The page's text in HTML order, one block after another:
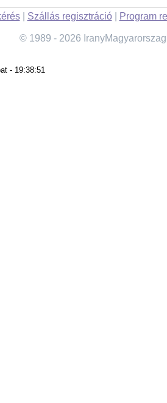
| Szállás regisztráció| Program
© 1989 - 2026
- 19:38:51